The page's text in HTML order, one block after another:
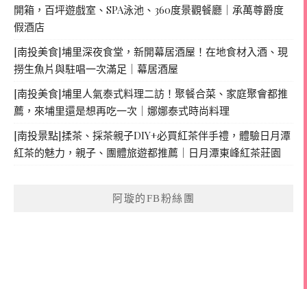
開箱，百坪遊戲室、SPA泳池、360度景觀餐廳｜承萬尊爵度
假酒店
[南投美食]埔里深夜食堂，新開幕居酒屋！在地食材入酒、現
撈生魚片與駐唱一次滿足｜幕居酒屋
[南投美食]埔里人氣泰式料理二訪！聚餐合菜、家庭聚會都推
薦，來埔里還是想再吃一次｜娜娜泰式時尚料理
[南投景點]揉茶、採茶親子DIY+必買紅茶伴手禮，體驗日月潭
紅茶的魅力，親子、團體旅遊都推薦｜日月潭東峰紅茶莊園
阿璇的FB粉絲團